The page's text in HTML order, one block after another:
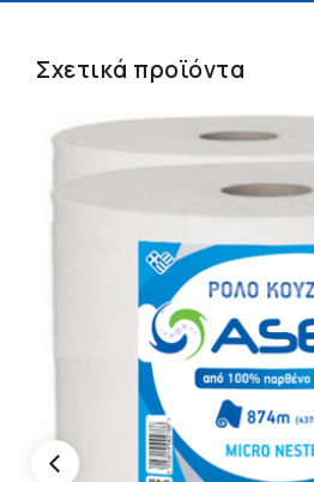
Σχετικά προϊόντα